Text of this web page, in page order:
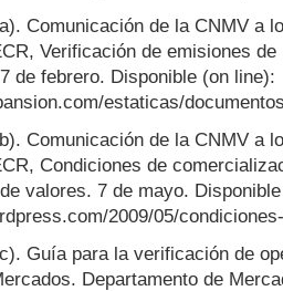
Comunicación de la CNMV a
Verificación de emisiones
de febrero. Disponible (on line):
estaticas/
Comunicación de la CNMV a
Condiciones de
valores. 7 de mayo.
2009/05/
Guía para la verificación de
Departamento de